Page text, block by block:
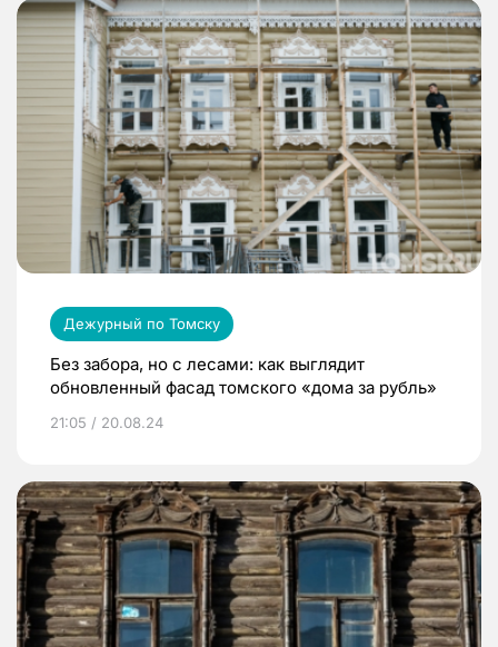
Дежурный по Томску
Без забора, но с лесами: как выглядит
обновленный фасад томского «дома за рубль»
21:05 / 20.08.24